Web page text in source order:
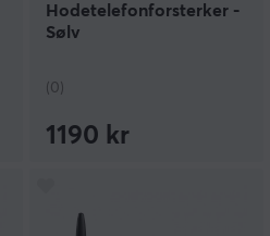
Hodetelefonforsterker -
Sølv
(0)
1190 kr